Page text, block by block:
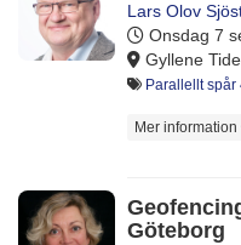
Lars Olov
Onsdag 7
Gyllene
Parallellt spår
Mer information
Göteborg